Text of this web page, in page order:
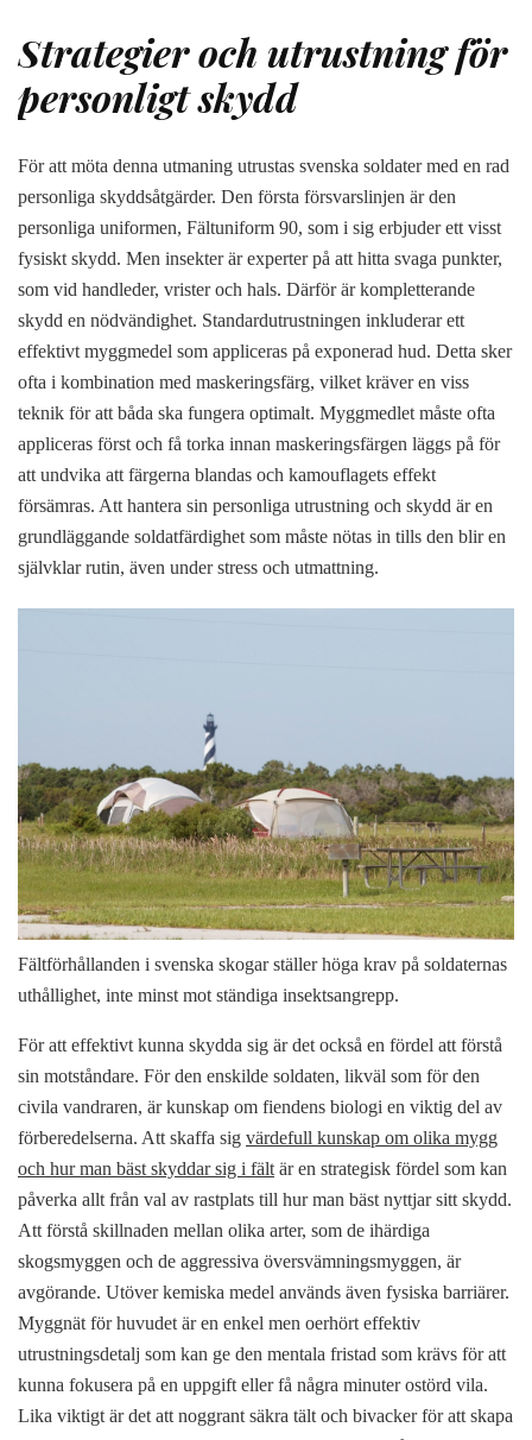
Strategier och utrustning för
personligt skydd
För att möta denna utmaning utrustas svenska soldater med en rad
personliga skyddsåtgärder. Den första försvarslinjen är den
personliga uniformen, Fältuniform 90, som i sig erbjuder ett visst
fysiskt skydd. Men insekter är experter på att hitta svaga punkter,
som vid handleder, vrister och hals. Därför är kompletterande
skydd en nödvändighet. Standardutrustningen inkluderar ett
effektivt myggmedel som appliceras på exponerad hud. Detta sker
ofta i kombination med maskeringsfärg, vilket kräver en viss
teknik för att båda ska fungera optimalt. Myggmedlet måste ofta
appliceras först och få torka innan maskeringsfärgen läggs på för
att undvika att färgerna blandas och kamouflagets effekt
försämras. Att hantera sin personliga utrustning och skydd är en
grundläggande soldatfärdighet som måste nötas in tills den blir en
självklar rutin, även under stress och utmattning.
Fältförhållanden i svenska skogar ställer höga krav på soldaternas
uthållighet, inte minst mot ständiga insektsangrepp.
För att effektivt kunna skydda sig är det också en fördel att förstå
sin motståndare. För den enskilde soldaten, likväl som för den
civila vandraren, är kunskap om fiendens biologi en viktig del av
förberedelserna. Att skaffa sig värdefull kunskap om olika mygg
och hur man bäst skyddar sig i fält är en strategisk fördel som kan
påverka allt från val av rastplats till hur man bäst nyttjar sitt skydd.
Att förstå skillnaden mellan olika arter, som de ihärdiga
skogsmyggen och de aggressiva översvämningsmyggen, är
avgörande. Utöver kemiska medel används även fysiska barriärer.
Myggnät för huvudet är en enkel men oerhört effektiv
utrustningsdetalj som kan ge den mentala fristad som krävs för att
kunna fokusera på en uppgift eller få några minuter ostörd vila.
Lika viktigt är det att noggrant säkra tält och bivacker för att skapa